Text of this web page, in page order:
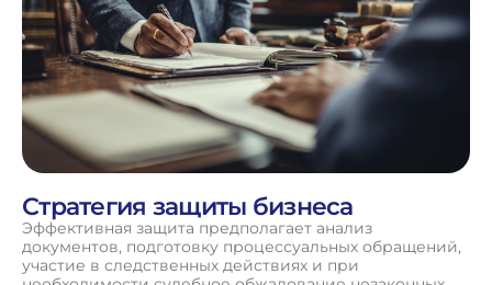
Стратегия защиты бизнеса
Эффективная защита предполагает анализ
документов, подготовку процессуальных обращений,
участие в следственных действиях и при